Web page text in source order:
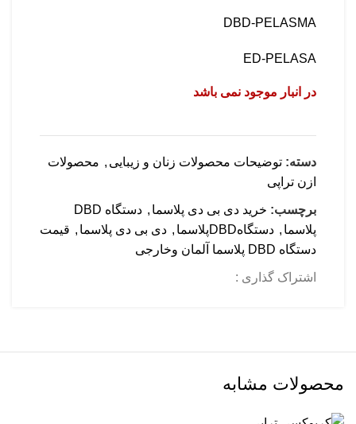
DBD-PELASMA
ED-PELASA
در انبار موجود نمی باشد
دسته: توضیحات محصولات زنان و زیبایی , محصولات
ازن تراپی
برچسب: خرید دی بی دی پلاسما ,
دستگاه DBD
پلاسما , دستگاهDBDپلاسما , دی بی دی پلاسما , قیمت
دستگاه DBD پلاسما آلمان وخارجی
اشتراک گذاری :
محصولات مشابه